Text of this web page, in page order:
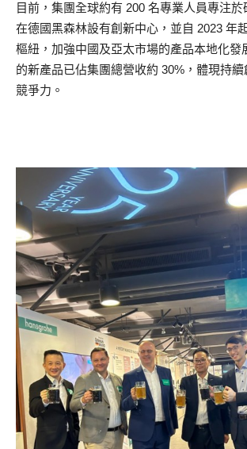
目前，集團全球約有 200 名專業人員專注於
在德國黑森林設有創新中心，並自 2023 年
樞紐，加強中國及亞太市場的產品本地化發
的新產品已佔集團總營收約 30%，體現持
競爭力。